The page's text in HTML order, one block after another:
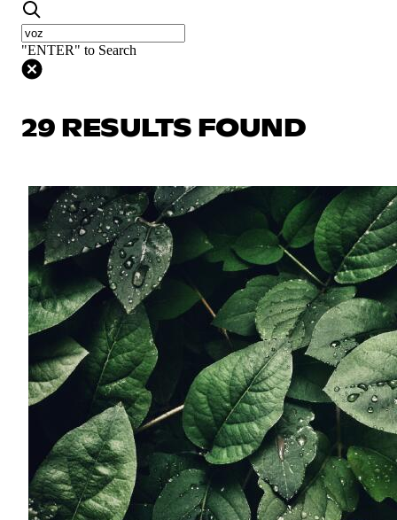
"ENTER" to Search
29 RESULTS FOUND